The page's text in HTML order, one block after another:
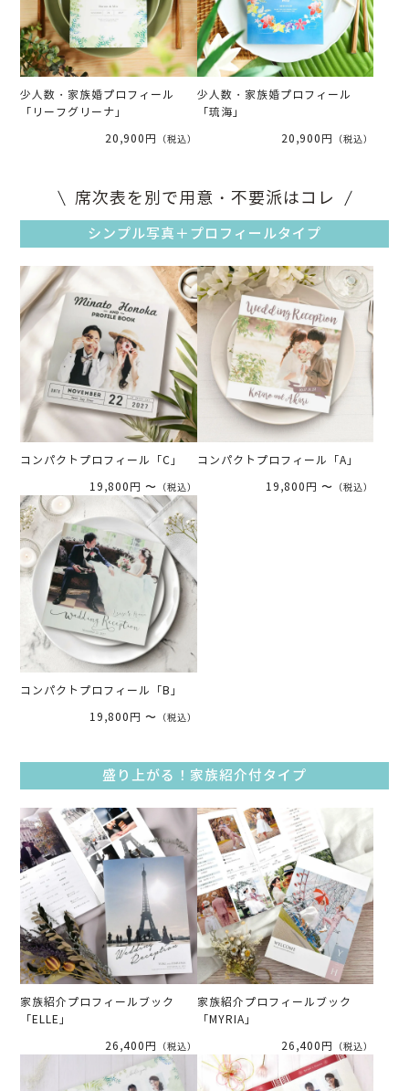
少人数・家族婚プロフィール
「リーフグリーナ」
20,900円
（税込）
少人数・家族婚プロフィール
「琉海」
20,900円
（税込）
席次表を別で用意・不要派はコレ
シンプル写真＋プロフィールタイプ
コンパクトプロフィール「C」
19,800円 〜 （税込）
コンパクトプロフィール「A」
19,800円 〜
（税込）
コンパクトプロフィール「B」
19,800円 〜 （税込）
盛り上がる！家族紹介付タイプ
家族紹介プロフィールブック
「ELLE」
26,400円
（税込）
家族紹介プロフィールブック
「MYRIA」
26,400円
（税込）